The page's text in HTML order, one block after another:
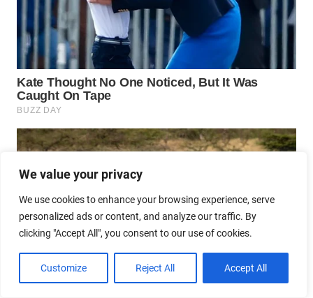
We value your privacy
We use cookies to enhance your browsing experience, serve
personalized ads or content, and analyze our traffic. By
clicking "Accept All", you consent to our use of cookies.
Customize Reject All Accept All